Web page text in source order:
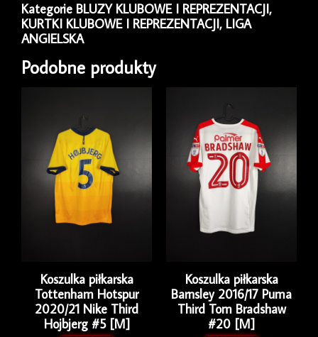
Kategorie BLUZY KLUBOWE I REPREZENTACJI,
KURTKI KLUBOWE I REPREZENTACJI, LIGA
ANGIELSKA
Podobne produkty
Koszulka piłkarska
Tottenham Hotspur
2020/21 Nike Third
Hojbjerg #5 [M]
Koszulka piłkarska
Barnsley 2016/17 Puma
Third Tom Bradshaw
#20 [M]